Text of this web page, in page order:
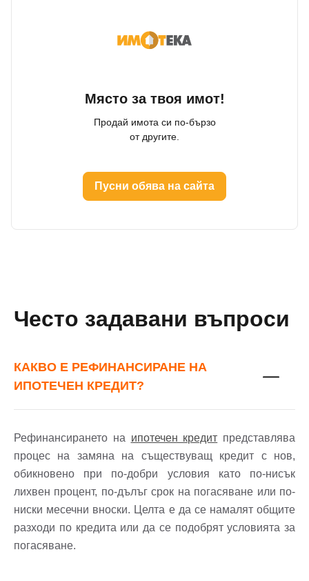
Място за твоя имот!
Продай имота си по-бързо
от другите.
Пусни обява на сайта
Често задавани въпроси
КАКВО Е РЕФИНАНСИРАНЕ НА
ИПОТЕЧЕН КРЕДИТ?
Рефинансирането на ипотечен кредит представлява
процес на замяна на съществуващ кредит с нов,
обикновено при по-добри условия като по-нисък
лихвен процент, по-дълъг срок на погасяване или по-
ниски месечни вноски. Целта е да се намалят общите
разходи по кредита или да се подобрят условията за
погасяване.